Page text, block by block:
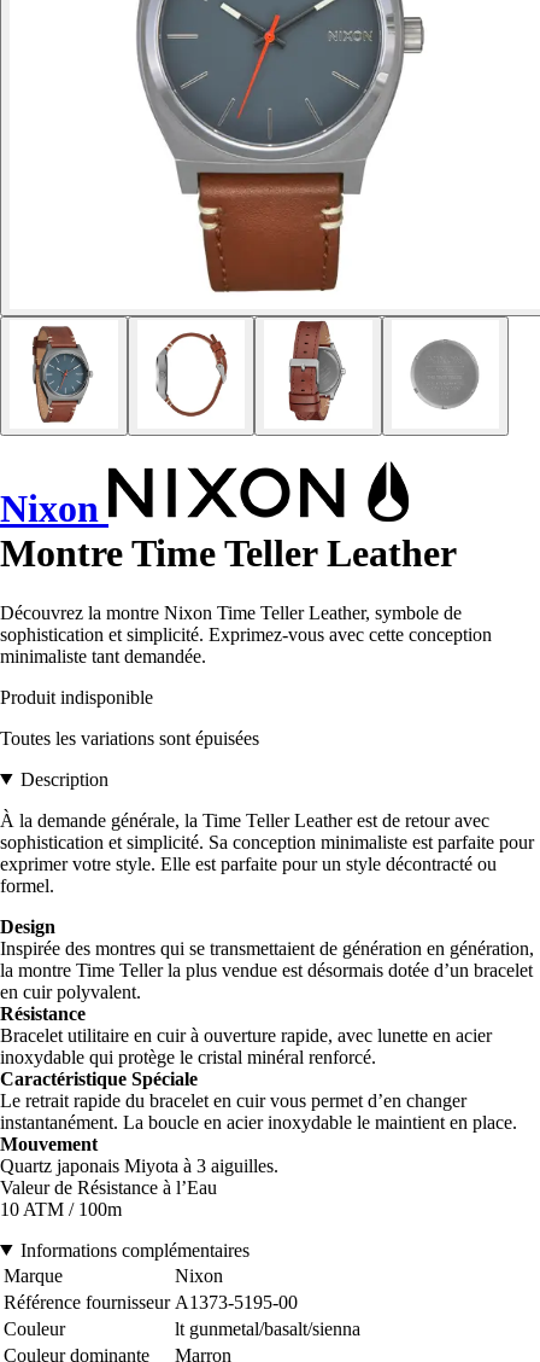
Nixon
Montre Time Teller Leather
Découvrez la montre Nixon Time Teller Leather, symbole de
sophistication et simplicité. Exprimez-vous avec cette conception
minimaliste tant demandée.
Produit indisponible
Toutes les variations sont épuisées
Description
À la demande générale, la Time Teller Leather est de retour avec
sophistication et simplicité. Sa conception minimaliste est parfaite pour
exprimer votre style. Elle est parfaite pour un style décontracté ou
formel.
Design
Inspirée des montres qui se transmettaient de génération en génération,
la montre Time Teller la plus vendue est désormais dotée d’un bracelet
en cuir polyvalent.
Résistance
Bracelet utilitaire en cuir à ouverture rapide, avec lunette en acier
inoxydable qui protège le cristal minéral renforcé.
Caractéristique Spéciale
Le retrait rapide du bracelet en cuir vous permet d’en changer
instantanément. La boucle en acier inoxydable le maintient en place.
Mouvement
Quartz japonais Miyota à 3 aiguilles.
Valeur de Résistance à l’Eau
10 ATM / 100m
Informations complémentaires
Marque
Nixon
Référence fournisseur A1373-5195-00
Couleur
lt gunmetal/basalt/sienna
Couleur dominante
Marron